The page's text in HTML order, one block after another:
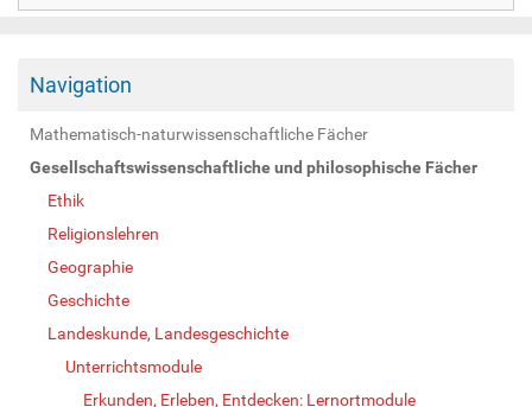
Navigation
Mathematisch-naturwissenschaftliche Fächer
Gesellschaftswissenschaftliche und philosophische Fächer
Ethik
Religionslehren
Geographie
Geschichte
Landeskunde, Landesgeschichte
Unterrichtsmodule
Erkunden, Erleben, Entdecken: Lernortmodule